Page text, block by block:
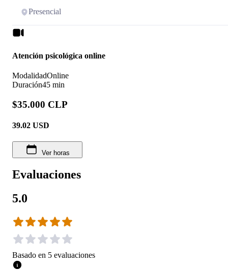
Presencial
Atención psicológica online
ModalidadOnline
Duración45 min
$35.000 CLP
39.02 USD
Ver horas
Evaluaciones
5.0
Basado en 5 evaluaciones